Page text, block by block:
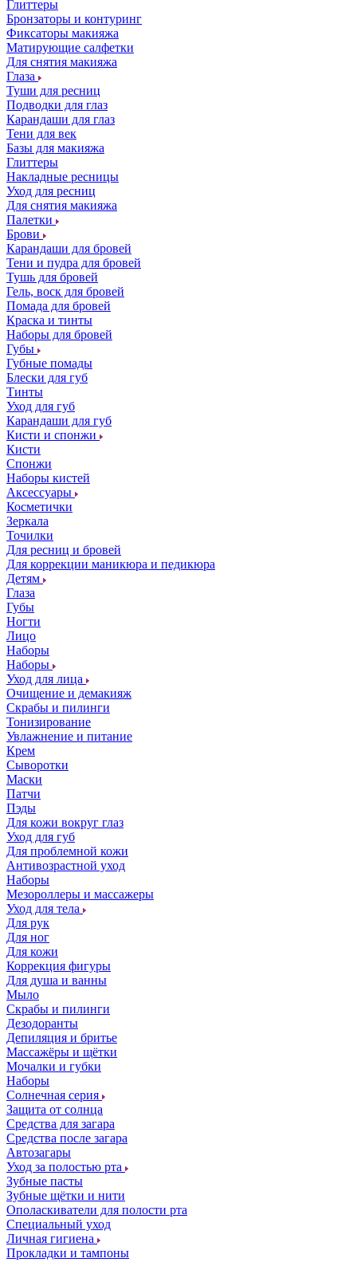
Глиттеры
Бронзаторы и контуринг
Фиксаторы макияжа
Матирующие салфетки
Для снятия макияжа
Глаза
Туши для ресниц
Подводки для глаз
Карандаши для глаз
Тени для век
Базы для макияжа
Глиттеры
Накладные ресницы
Уход для ресниц
Для снятия макияжа
Палетки
Брови
Карандаши для бровей
Тени и пудра для бровей
Тушь для бровей
Гель, воск для бровей
Помада для бровей
Краска и тинты
Наборы для бровей
Губы
Губные помады
Блески для губ
Тинты
Уход для губ
Карандаши для губ
Кисти и спонжи
Кисти
Спонжи
Наборы кистей
Аксессуары
Косметички
Зеркала
Точилки
Для ресниц и бровей
Для коррекции маникюра и педикюра
Детям
Глаза
Губы
Ногти
Лицо
Наборы
Наборы
Уход для лица
Очищение и демакияж
Скрабы и пилинги
Тонизирование
Увлажнение и питание
Крем
Сыворотки
Маски
Патчи
Пэды
Для кожи вокруг глаз
Уход для губ
Для проблемной кожи
Антивозрастной уход
Наборы
Мезороллеры и массажеры
Уход для тела
Для рук
Для ног
Для кожи
Коррекция фигуры
Для душа и ванны
Мыло
Скрабы и пилинги
Дезодоранты
Депиляция и бритье
Массажёры и щётки
Мочалки и губки
Наборы
Солнечная серия
Защита от солнца
Средства для загара
Средства после загара
Автозагары
Уход за полостью рта
Зубные пасты
Зубные щётки и нити
Ополаскиватели для полости рта
Специальный уход
Личная гигиена
Прокладки и тампоны